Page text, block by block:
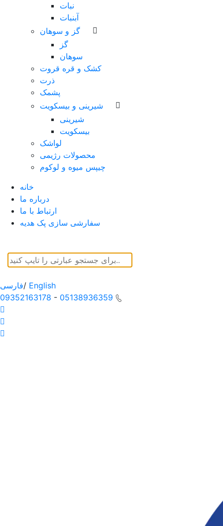
نبات
آبنبات
گز و سوهان
گز
سوهان
کشک و قره قروت
ذرت
پشمک
شیرینی و بیسکویت
شیرینی
بیسکویت
لواشک
محصولات رژیمی
چیپس میوه و لوکوم
خانه
درباره ما
ارتباط با ما
سفارشی سازی پک هدیه
فارسی/ English
09352163178 - 05138936359